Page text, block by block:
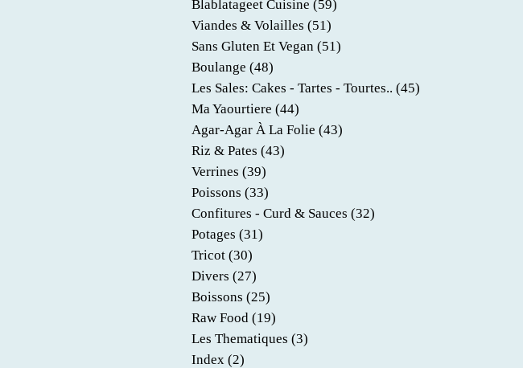
Blablatageet Cuisine (59)
Viandes & Volailles (51)
Sans Gluten Et Vegan (51)
Boulange (48)
Les Sales: Cakes - Tartes - Tourtes.. (45)
Ma Yaourtiere (44)
Agar-Agar À La Folie (43)
Riz & Pates (43)
Verrines (39)
Poissons (33)
Confitures - Curd & Sauces (32)
Potages (31)
Tricot (30)
Divers (27)
Boissons (25)
Raw Food (19)
Les Thematiques (3)
Index (2)